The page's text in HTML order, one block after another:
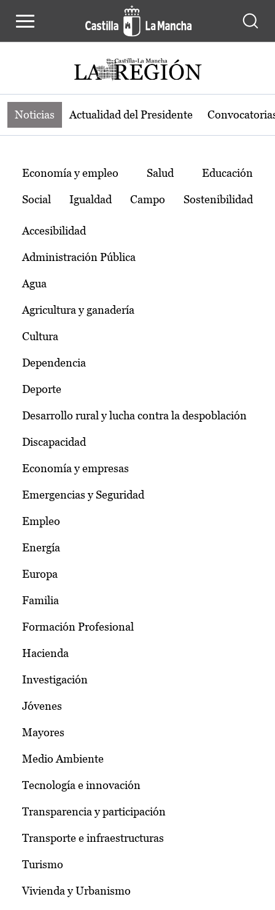
Noticias de la región de Castilla-La
Noticias Actualidad del Presidente
Temas
Economía y empleo Salud Educación
Social Igualdad Campo Sostenibilidad
Accesibilidad
Administración Pública
Agua
Agricultura y ganadería
Cultura
Dependencia
Deporte
Desarrollo rural y lucha contra la despoblación
Discapacidad
Economía y empresas
Emergencias y Seguridad
Empleo
Energía
Europa
Familia
Formación Profesional
Hacienda
Investigación
Jóvenes
Mayores
Medio Ambiente
Tecnología e innovación
Transparencia y participación
Transporte e infraestructuras
Turismo
Vivienda y Urbanismo